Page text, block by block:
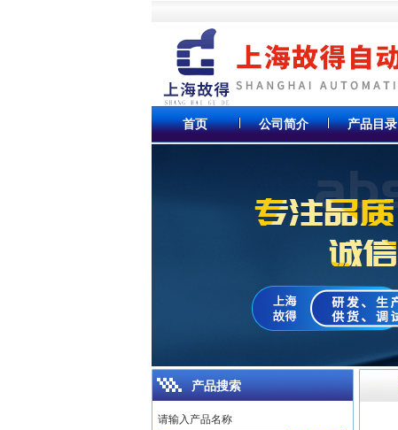
首页 公司简介 产品目录
产品搜索
请输入产品名称